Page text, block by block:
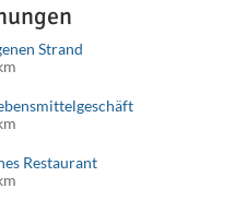
(21 km) ermöglicht eine
oder ein bisschen von
auf Kreta ist Ihr Schlüssel
Strand
Restaurant